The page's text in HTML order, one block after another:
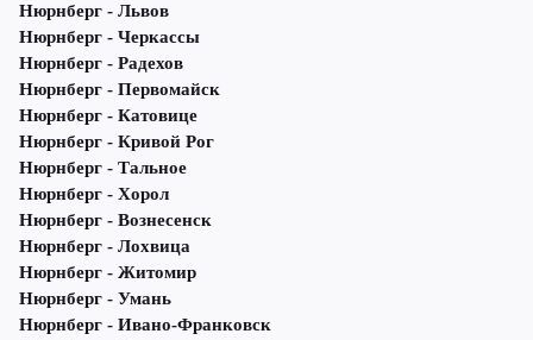
Нюрнберг - Львов
Нюрнберг - Черкассы
Нюрнберг - Радехов
Нюрнберг - Первомайск
Нюрнберг - Катовице
Нюрнберг - Кривой Рог
Нюрнберг - Тальное
Нюрнберг - Хорол
Нюрнберг - Вознесенск
Нюрнберг - Лохвица
Нюрнберг - Житомир
Нюрнберг - Умань
Нюрнберг - Ивано-Франковск